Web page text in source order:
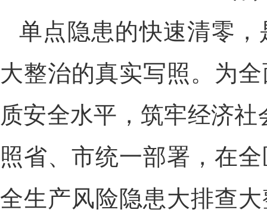
单点隐患的快速清零
大整治的真实写照。为
质安全水平，筑牢经济
照省、市统一部署，在
全生产风险隐患大排查